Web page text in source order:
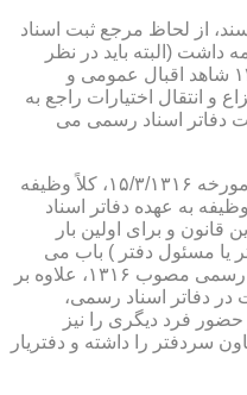
سند، از لحاظ مرجع ثبت اسناد
داشت (البته باید در نظر
داشت كه با نزدیك شدن به سال ۱۳۱۶ شاهد اقبال عمومی و
و انتقال اختیارات راجع به
دفاتر اسناد رسمی می
با وضع قانون دفاتر اسناد رسمی در مورخه ۱۵/۳/۱۳۱۶، كلاً وظیفه
به عهده دفاتر اسناد
و برای اولین بار
یا مسئول دفتر ) باب می
شود. قانونگذار در قانون دفاتر اسناد رسمی مصوب ۱۳۱۶، علاوه بر
در دفاتر اسناد رسمی،
فرد دیگری را نیز
سردفتر را داشته و دفتریار